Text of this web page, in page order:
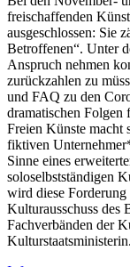
freischaffenden
ausgeschlossen: Sie
Betroffenen“. Unter
Anspruch nehmen
zurückzahlen zu
und FAQ zu den
dramatischen
Freien Künste macht
fiktiven
Sinne eines
soloselbstständigen
wird diese
Kulturausschuss des
Fachverbänden der
Kulturstaatsministerin.